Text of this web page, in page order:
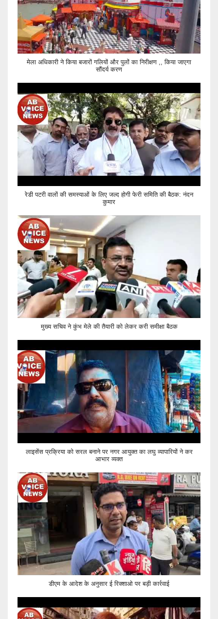
मेला अधिकारी ने किया बजारों गलियों और पुलों का निरीक्षण ,, किया जाएगा
सौंदर्य करण
रेडी पटरी वालों की समस्याओं के लिए जल्द होगी फेरी समिति की बैठक: नंदन
कुमार
मुख्य सचिव ने कुंभ मेले की तैयारी को लेकर करी समीक्षा बैठक
लाइसेंस प्रक्रिया को सरल बनाने पर नगर आयुक्त का लघु व्यापारियों ने कर
आभार व्यक्त
डीएम के आदेश के अनुसार ई रिक्शाओ पर बड़ी कार्रवाई